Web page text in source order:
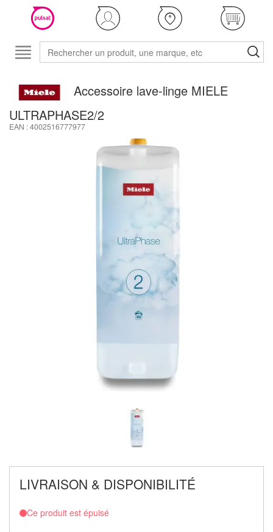
Accessoire lave-linge MIELE
ULTRAPHASE2/2
EAN : 4002516777977
LIVRAISON & DISPONIBILITÉ
Ce produit est épuisé